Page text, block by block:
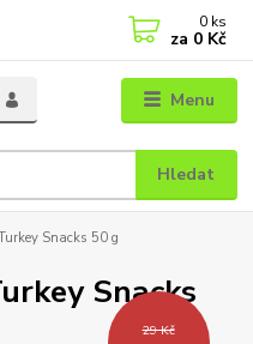
Menu
Hledat
0 ks
za 0 Kč
Snacks 50 g
Snacks
29 Kč